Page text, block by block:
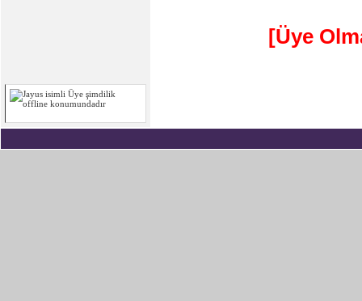
[Üye